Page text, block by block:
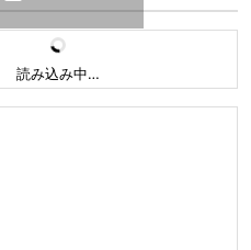
読み込み中…